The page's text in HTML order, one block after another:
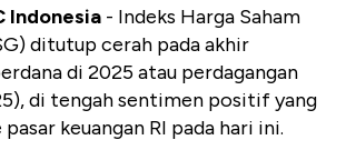
Indonesia - Indeks Harga Saham
ditutup cerah pada akhir
di 2025 atau perdagangan
di tengah sentimen positif yang
keuangan RI pada hari ini.